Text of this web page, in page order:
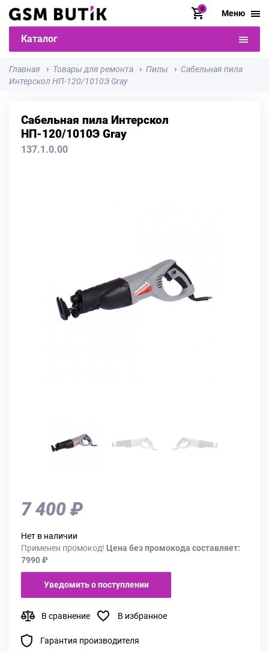
0 Меню
Каталог
Главная Товары для ремонта Пилы
Сабельная пила
Интерскол НП-120/1010Э Gray
Сабельная пила Интерскол
НП-120/1010Э Gray
137.1.0.00
7 400 ₽
Нет в наличии
Применен промокод! Цена без промокода составляет:
7990 ₽
Уведомить о поступлении
В сравнение В избранное
Гарантия производителя